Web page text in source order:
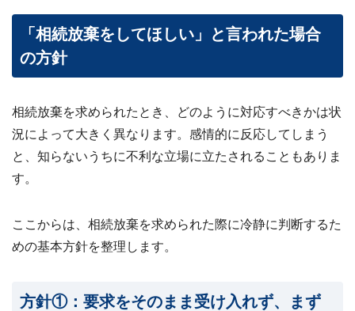
「相続放棄をしてほしい」と言われた場合
の方針
相続放棄を求められたとき、どのように対応すべきかは状
況によって大きく異なります。感情的に反応してしまう
と、知らないうちに不利な立場に立たされることもありま
す。
ここからは、相続放棄を求められた際に冷静に判断するた
めの基本方針を整理します。
方針①：要求をそのまま受け入れず、まず